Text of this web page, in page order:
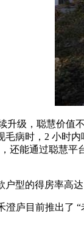
级，聪慧价值不
毛病时，2 小时
还能通过聪慧平
的得房率高达
目前推出了 “